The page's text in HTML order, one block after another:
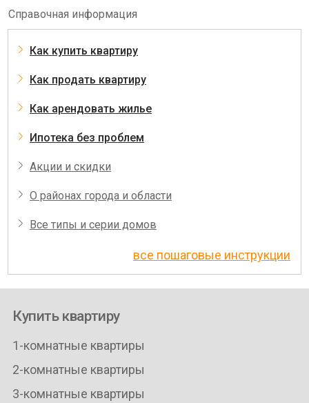
Справочная информация
Как купить квартиру
Как продать квартиру
Как арендовать жилье
Ипотека без проблем
Акции и скидки
О районах города и области
Все типы и серии домов
все пошаговые инструкции
Купить квартиру
1-комнатные квартиры
2-комнатные квартиры
3-комнатные квартиры